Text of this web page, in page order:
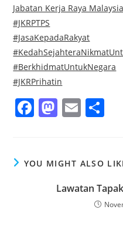
Jabatan Kerja Raya
#JKRPTPS
#JasaKepadaRakyat
#BerkhidmatUntukNegara
#JKRPrihatin
F
e
M
o
d
E
l e
YOU MIGHT ALSO
Lawatan